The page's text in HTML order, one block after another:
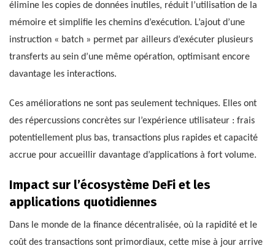
élimine les copies de données inutiles, réduit l’utilisation de la
mémoire et simplifie les chemins d’exécution. L’ajout d’une
instruction « batch » permet par ailleurs d’exécuter plusieurs
transferts au sein d’une même opération, optimisant encore
davantage les interactions.
Ces améliorations ne sont pas seulement techniques. Elles ont
des répercussions concrètes sur l’expérience utilisateur : frais
potentiellement plus bas, transactions plus rapides et capacité
accrue pour accueillir davantage d’applications à fort volume.
Impact sur l’écosystème DeFi et les
applications quotidiennes
Dans le monde de la finance décentralisée, où la rapidité et le
coût des transactions sont primordiaux, cette mise à jour arrive